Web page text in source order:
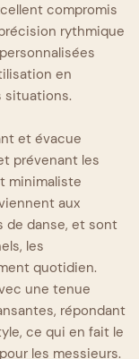
compromis
rythmique
en
situations.
et évacue
prévenant les
minimaliste
aux
de danse, et sont
les
quotidien.
une tenue
répondant
ce qui en fait le
les messieurs.